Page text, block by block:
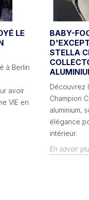
LE
à Berlin
avoir
VIE en
BABY-
STELLA
Découvrez
Champion
aluminium,
élégance
intérieur.
En savoir